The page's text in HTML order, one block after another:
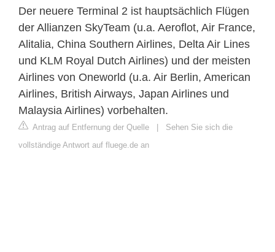
Der neuere Terminal 2 ist hauptsächlich Flügen
der Allianzen SkyTeam (u.a. Aeroflot, Air France,
Alitalia, China Southern Airlines, Delta Air Lines
und KLM Royal Dutch Airlines) und der meisten
Airlines von Oneworld (u.a. Air Berlin, American
Airlines, British Airways, Japan Airlines und
Malaysia Airlines) vorbehalten.
Antrag auf Entfernung der Quelle
Sehen Sie sich die
vollständige Antwort auf fluege.de an